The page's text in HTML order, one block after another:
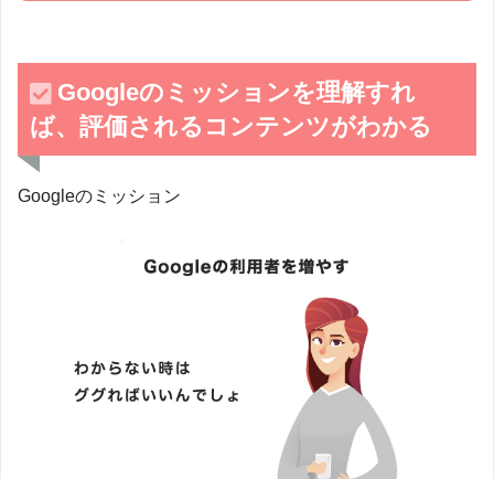
Googleのミッションを理解すれ
ば、評価されるコンテンツがわかる
Googleのミッション